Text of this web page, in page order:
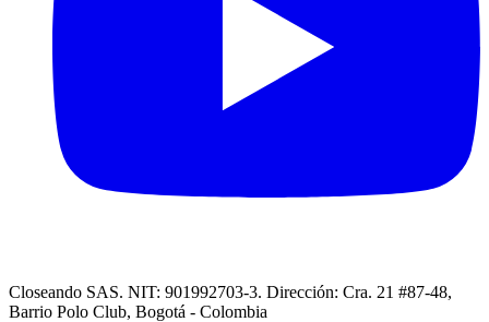
Closeando SAS. NIT: 901992703-3. Dirección: Cra. 21 #87-48,
Barrio Polo Club, Bogotá - Colombia